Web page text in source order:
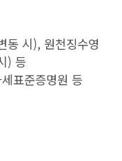
동 시), 원천징수영
) 등
표준증명원 등